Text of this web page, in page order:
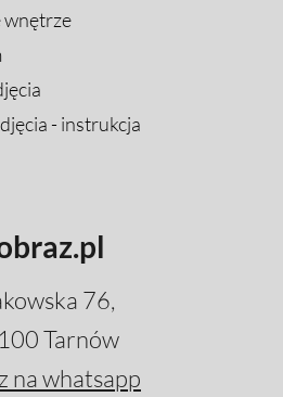
wnętrze
- instrukcja
76,
Tarnów
na whatsapp